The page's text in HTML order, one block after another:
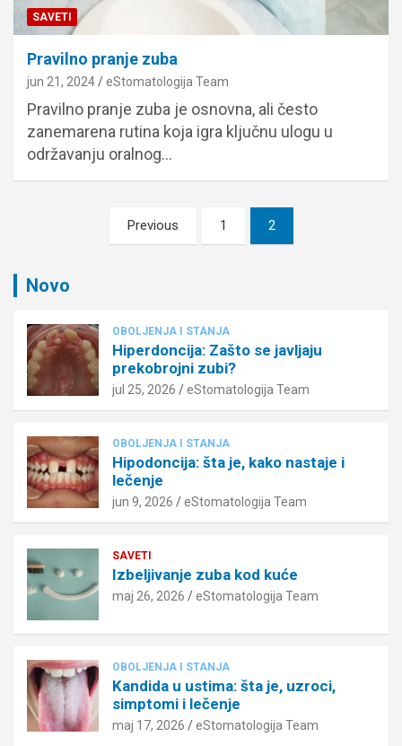
SAVETI
Pravilno pranje zuba
jun 21, 2024 eStomatologija Team
Pravilno pranje zuba je osnovna, ali često
zanemarena rutina koja igra ključnu ulogu u
održavanju oralnog…
Previous 1 2
Novo
OBOLJENJA I STANJA
Hiperdoncija: Zašto se javljaju
prekobrojni zubi?
jul 25, 2026 eStomatologija Team
OBOLJENJA I STANJA
Hipodoncija: šta je, kako nastaje i
lečenje
jun 9, 2026 eStomatologija Team
SAVETI
Izbeljivanje zuba kod kuće
maj 26, 2026 eStomatologija Team
OBOLJENJA I STANJA
Kandida u ustima: šta je, uzroci,
simptomi i lečenje
maj 17, 2026 eStomatologija Team